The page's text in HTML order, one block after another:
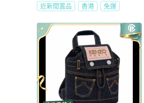
近新閒置品 香港 免運